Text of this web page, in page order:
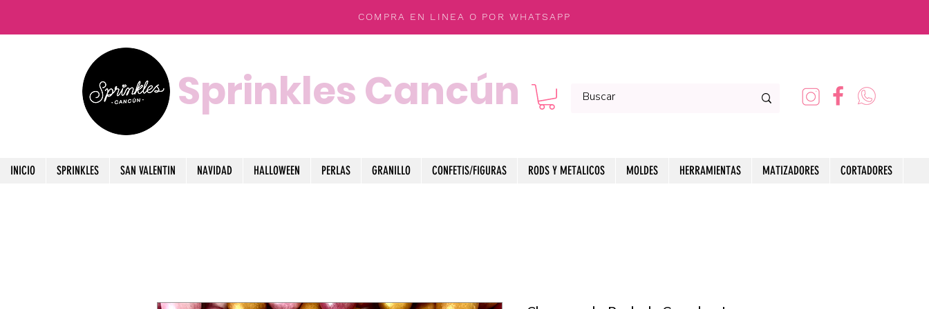
COMPRA EN LINEA O POR WHATSAPP
Sprinkles Cancún
INICIO SPRINKLES SAN VALENTIN NAVIDAD HALLOWEEN PERLAS GRANILLO CONFETIS/FIGURAS RODS Y METALICOS MOLDES HERRAMIENTAS MATIZADORES CORTADORES